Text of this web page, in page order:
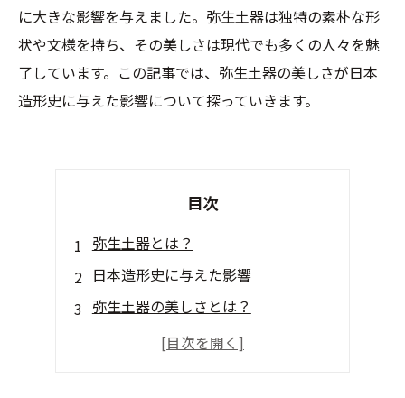
に大きな影響を与えました。弥生土器は独特の素朴な形
状や文様を持ち、その美しさは現代でも多くの人々を魅
了しています。この記事では、弥生土器の美しさが日本
造形史に与えた影響について探っていきます。
目次
弥生土器とは？
日本造形史に与えた影響
弥生土器の美しさとは？
弥生土器の意義とは？